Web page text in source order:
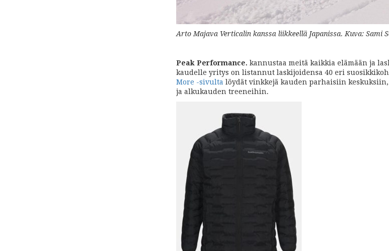
Arto Majava Verticalin kanssa liikkeellä Japanissa. Kuva: Sami
Peak Performance. kannustaa meitä kaikkia elämään ja
kaudelle yritys on listannut laskijoidensa 40 eri
More -sivulta löydät vinkkejä kauden parhaisiin
ja alkukauden treeneihin.